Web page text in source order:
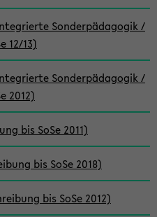
Sonderpädagogik /
12/13)
Sonderpädagogik /
2012)
bis SoSe 2011)
bis SoSe 2018)
bis SoSe 2012)